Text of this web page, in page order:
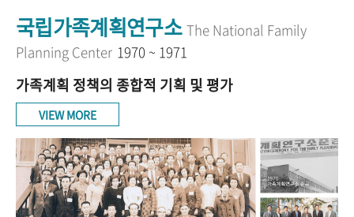
국립가족계획연구소 The National Family
Planning Center 1970 ~ 1971
가족계획 정책의 종합적 기획 및 평가
VIEW MORE